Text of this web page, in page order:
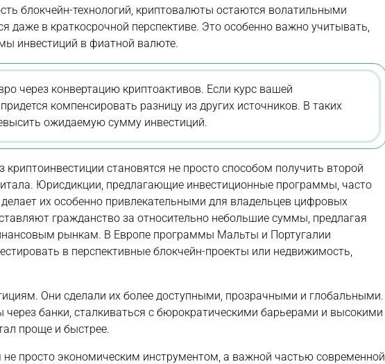
блокчейн-технологий, криптовалюты остаются волатильными
даже в краткосрочной перспективе. Это особенно важно учитывать,
инвестиций в фиатной валюте.
через конвертацию криптоактивов. Если курс вашей
компенсировать разницу из других источников. В таких
ожидаемую сумму инвестиций.
становятся не просто способом получить второй
Юрисдикции, предлагающие инвестиционные программы, часто
их особенно привлекательными для владельцев цифровых
гражданство за относительно небольшие суммы, предлагая
рынкам. В Европе программы Мальты и Португалии
в перспективные блокчейн-проекты или недвижимость,
Они сделали их более доступными, прозрачными и глобальными.
банки, сталкиваться с бюрократическими барьерами и высокими
проще и быстрее.
просто экономическим инструментом, а важной частью современной